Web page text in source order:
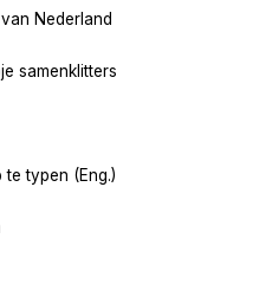
Nederland
samenklitters
typen (Eng.)